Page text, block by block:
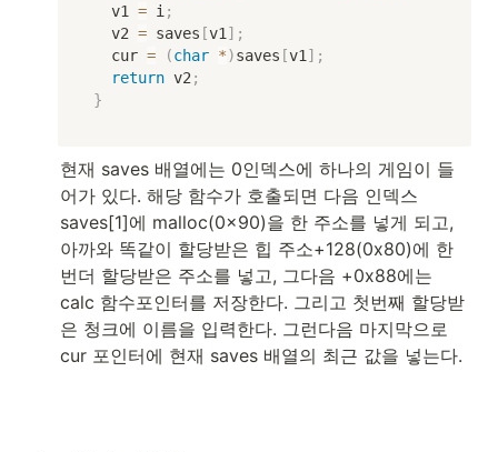
  v1
= i ;
  v2
= saves [v1 ] ;
  cur
= (char *)saves [v1 ] ;
return v2 ;
}
현재 saves 배열에는 0인덱스에 하나의 게임이 들
어가 있다. 해당 함수가 호출되면 다음 인덱스
saves[1]에 malloc(0x90)을 한 주소를 넣게 되고,
아까와 똑같이 할당받은 힙 주소+128(0x80)에 한
번더 할당받은 주소를 넣고, 그다음 +0x88에는
calc 함수포인터를 저장한다. 그리고 첫번째 할당받
은 청크에 이름을 입력한다. 그런다음 마지막으로
cur 포인터에 현재 saves 배열의 최근 값을 넣는다.